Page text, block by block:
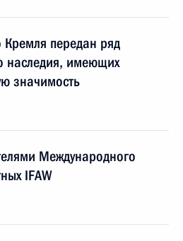
передан ряд
наследия, имеющих
значимость
Международного
IFAW